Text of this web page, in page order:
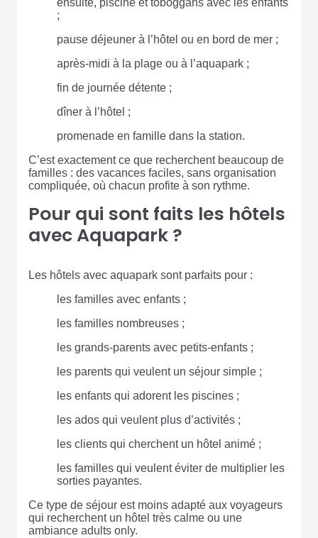
ensuite, piscine et toboggans avec les enfants
;
pause déjeuner à l’hôtel ou en bord de mer ;
après-midi à la plage ou à l’aquapark ;
fin de journée détente ;
dîner à l’hôtel ;
promenade en famille dans la station.
C’est exactement ce que recherchent beaucoup de
familles : des vacances faciles, sans organisation
compliquée, où chacun profite à son rythme.
Pour qui sont faits les hôtels
avec Aquapark ?
Les hôtels avec aquapark sont parfaits pour :
les familles avec enfants ;
les familles nombreuses ;
les grands-parents avec petits-enfants ;
les parents qui veulent un séjour simple ;
les enfants qui adorent les piscines ;
les ados qui veulent plus d’activités ;
les clients qui cherchent un hôtel animé ;
les familles qui veulent éviter de multiplier les
sorties payantes.
Ce type de séjour est moins adapté aux voyageurs
qui recherchent un hôtel très calme ou une
ambiance adults only.